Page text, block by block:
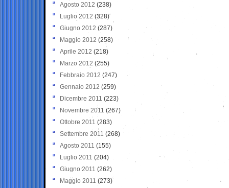
Agosto 2012 (238)
Luglio 2012 (328)
Giugno 2012 (287)
Maggio 2012 (258)
Aprile 2012 (218)
Marzo 2012 (255)
Febbraio 2012 (247)
Gennaio 2012 (259)
Dicembre 2011 (223)
Novembre 2011 (267)
Ottobre 2011 (283)
Settembre 2011 (268)
Agosto 2011 (155)
Luglio 2011 (204)
Giugno 2011 (262)
Maggio 2011 (273)